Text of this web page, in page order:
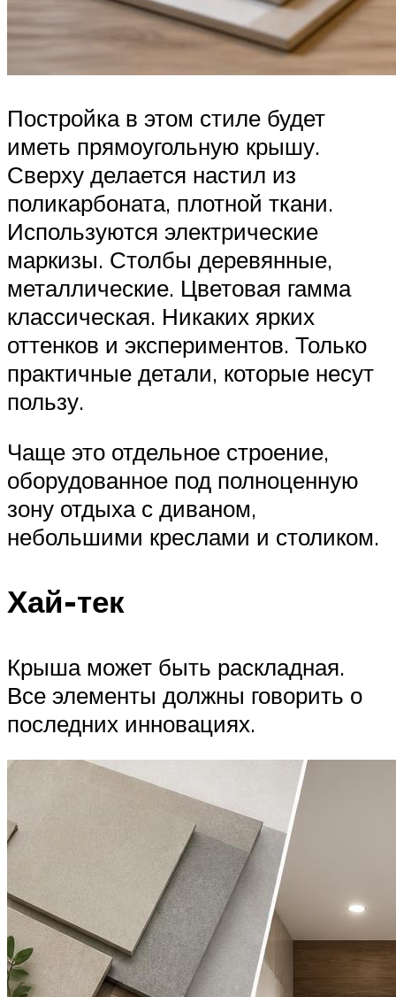
Постройка в этом стиле будет
иметь прямоугольную крышу.
Сверху делается настил из
поликарбоната, плотной ткани.
Используются электрические
маркизы. Столбы деревянные,
металлические. Цветовая гамма
классическая. Никаких ярких
оттенков и экспериментов. Только
практичные детали, которые несут
пользу.
Чаще это отдельное строение,
оборудованное под полноценную
зону отдыха с диваном,
небольшими креслами и столиком.
Хай-тек
Крыша может быть раскладная.
Все элементы должны говорить о
последних инновациях.